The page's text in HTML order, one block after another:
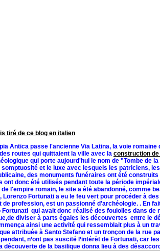
tiré de ce blog en italien
Antica passe l'ancienne Via Latina, la voie
routes qui quittaient la ville avec la construction
qui porte aujourd'hui le nom de "Tombe
et le luxe avec lesquels les patriciens,
des monuments funéraires ont été
ont donc été utilisés pendant toute la période
l'empire romain, le site a été abandonné, comme
Lorenzo Fortunati a eu le feu vert pour procéder à
de profession, est un passionné d’archéologie. .
Fortunati qui avait donc réalisé des fouiolles dans
diviser à parts égales les découvertes entre le
ainsi une activité qui ressemblait plus à un
attribuée à Santo Stefano et un tronçon de la rue
n’ont pas suscité l’intérêt de Fortunati, car
découverte de la basilique donna lieu à des